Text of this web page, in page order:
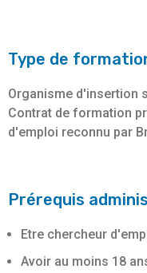
Type de
Organisme d'insertion
Contrat de formation
d'emploi reconnu par
Prérequis
Etre chercheur
Avoir au moins 18